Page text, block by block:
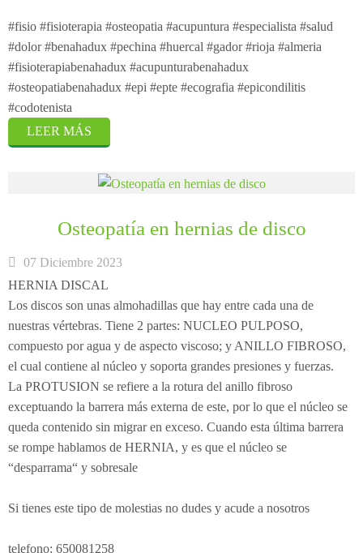
#fisio #fisioterapia #osteopatia #acupuntura #especialista #salud
#dolor #benahadux #pechina #huercal #gador #rioja #almeria
#fisioterapiabenahadux #acupunturabenahadux
#osteopatiabenahadux #epi #epte #ecografia #epicondilitis
#codotenista
LEER MÁS
Osteopatía en hernias de disco
07 Diciembre 2023
HERNIA DISCAL
Los discos son unas almohadillas que hay entre cada una de
nuestras vértebras. Tiene 2 partes: NUCLEO PULPOSO,
compuesto por agua y de aspecto viscoso; y ANILLO FIBROSO,
el cual contiene al núcleo y soporta grandes presiones y fuerzas.
La PROTUSION se refiere a la rotura del anillo fibroso
exceptuando la barrera más externa de este, por lo que el núcleo se
queda contenido sin migrar en exceso. Cuando esta última barrera
se rompe hablamos de HERNIA, y es que el núcleo se
“desparrama“ y sobresale
Si tienes este tipo de molestias no dudes y acude a nosotros
telefono: 650081258